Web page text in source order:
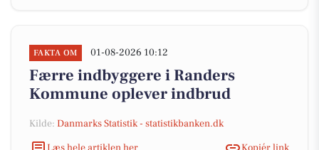
FAKTA OM 01-08-2026 10:12
Færre indbyggere i Randers
Kommune oplever indbrud
Kilde: Danmarks Statistik - statistikbanken.dk